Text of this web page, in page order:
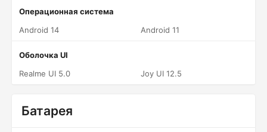
Операционная система
Android 14
Android 11
Оболочка UI
Realme UI 5.0
Joy UI 12.5
Батарея